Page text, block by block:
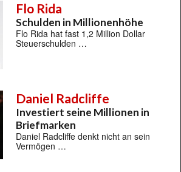
Flo Rida
Schulden in Millionenhöhe
Flo Rida hat fast 1,2 Million Dollar
Steuerschulden …
Daniel Radcliffe
Investiert seine Millionen in
Briefmarken
Daniel Radcliffe denkt nicht an sein
Vermögen …